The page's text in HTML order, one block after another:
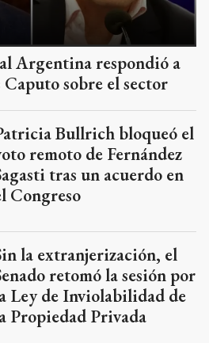
Argentina respondió a
sobre el sector
Bullrich bloqueó el
remoto de Fernández
tras un acuerdo en
Congreso
la extranjerización, el
retomó la sesión por
Ley de Inviolabilidad de
Propiedad Privada